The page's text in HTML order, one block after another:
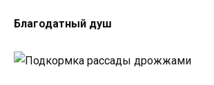
Благодатный душ